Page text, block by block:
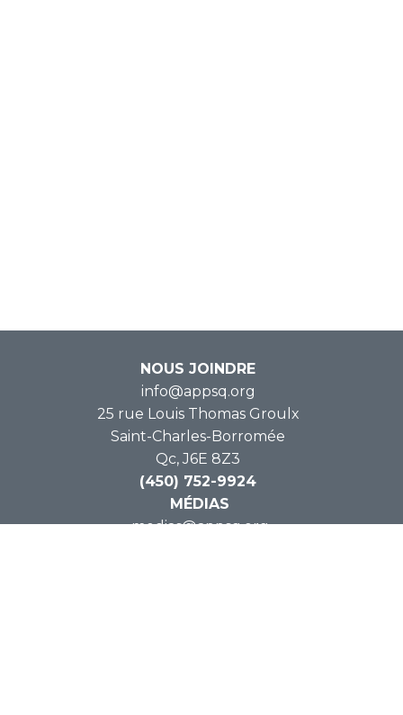
NOUS JOINDRE
info@appsq.org
25 rue Louis Thomas Groulx
Saint-Charles-Borromée
Qc, J6E 8Z3
(450) 752-9924
MÉDIAS
medias@appsq.org